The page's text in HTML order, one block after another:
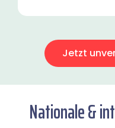
Jetzt
Nationale &